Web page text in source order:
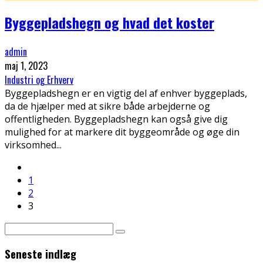
Byggepladshegn og hvad det koster
admin
maj 1, 2023
Industri og Erhverv
Byggepladshegn er en vigtig del af enhver byggeplads,
da de hjælper med at sikre både arbejderne og
offentligheden. Byggepladshegn kan også give dig
mulighed for at markere dit byggeområde og øge din
virksomhed...
1
2
3
Seneste indlæg